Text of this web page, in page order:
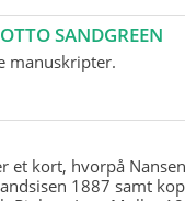
SANDGREEN
manuskripter.
et kort, hvorpå
1887 samt